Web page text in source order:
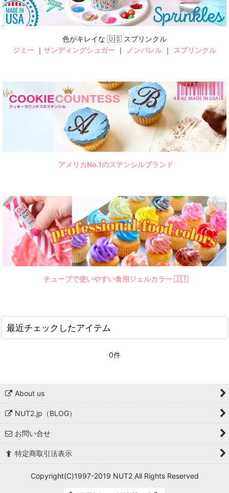
クリスマスパーティー
メール便でお届けできる20g
アマゾンFBAからすぐお届けできます
🇺🇸 スプリンクル
🍧 夏
☃️ 冬
🐇 イースター
☂️ 雨の日
👠 ガールズ
❤︎ LOVEハート
🍫 バレンタイン
🎃 ハロウィン
🎄 クリスマス
色がキレイな 🇺🇸 スプリンクル
ジミー ｜ サンディングシュガー ｜ ノンパレル｜ スプリンクル
アメリカNo.1のステンシルブランド
チューブで使いやすい食用ジェルカラー 🇮🇹
最近チェックしたアイテム
0件
About us
NUT2.jp（BLOG）
お問い合せ
特定商取引法表示
Copyright(C)1997-2019 NUT2 All Rights Reserved